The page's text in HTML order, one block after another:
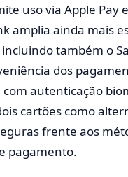
uso via Apple Pay
amplia ainda mais
também o
dos
autenticação
cartões como
frente aos
pagamento.